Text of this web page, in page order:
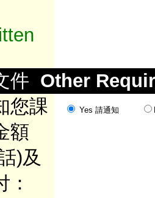
件 Other
您課
額
)及
Yes 請通知